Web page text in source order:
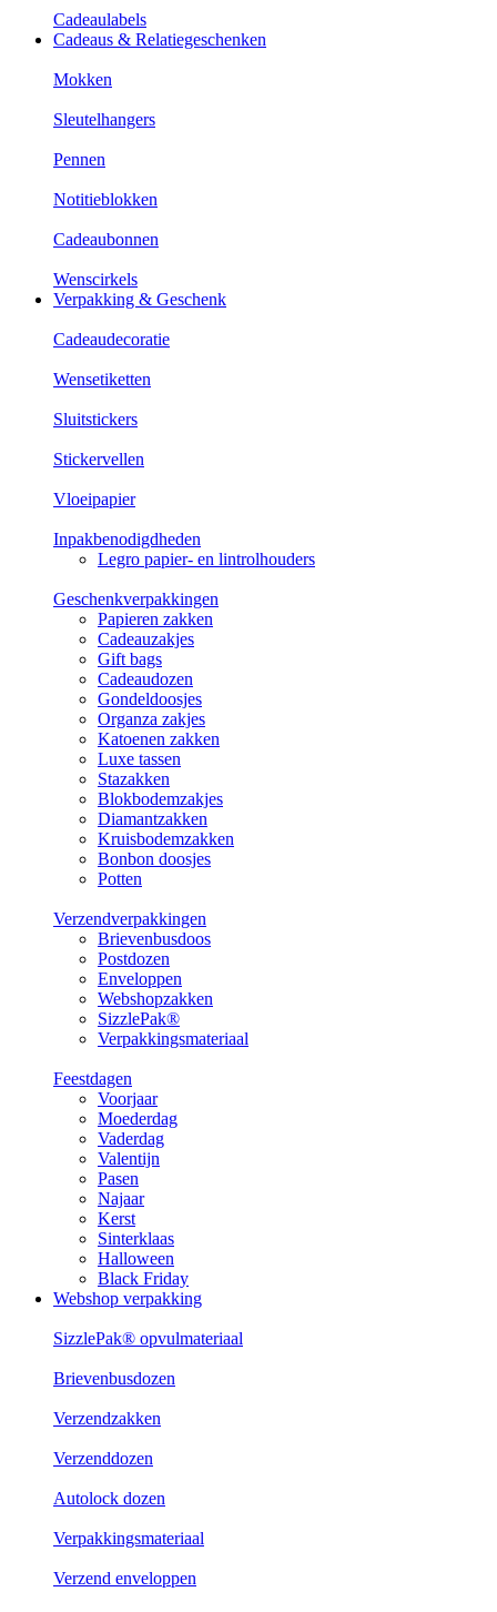
Cadeaulabels
Cadeaus & Relatiegeschenken
Mokken
Sleutelhangers
Pennen
Notitieblokken
Cadeaubonnen
Wenscirkels
Verpakking & Geschenk
Cadeaudecoratie
Wensetiketten
Sluitstickers
Stickervellen
Vloeipapier
Inpakbenodigdheden
Legro papier- en lintrolhouders
Geschenkverpakkingen
Papieren zakken
Cadeauzakjes
Gift bags
Cadeaudozen
Gondeldoosjes
Organza zakjes
Katoenen zakken
Luxe tassen
Stazakken
Blokbodemzakjes
Diamantzakken
Kruisbodemzakken
Bonbon doosjes
Potten
Verzendverpakkingen
Brievenbusdoos
Postdozen
Enveloppen
Webshopzakken
SizzlePak®
Verpakkingsmateriaal
Feestdagen
Voorjaar
Moederdag
Vaderdag
Valentijn
Pasen
Najaar
Kerst
Sinterklaas
Halloween
Black Friday
Webshop verpakking
SizzlePak® opvulmateriaal
Brievenbusdozen
Verzendzakken
Verzenddozen
Autolock dozen
Verpakkingsmateriaal
Verzend enveloppen